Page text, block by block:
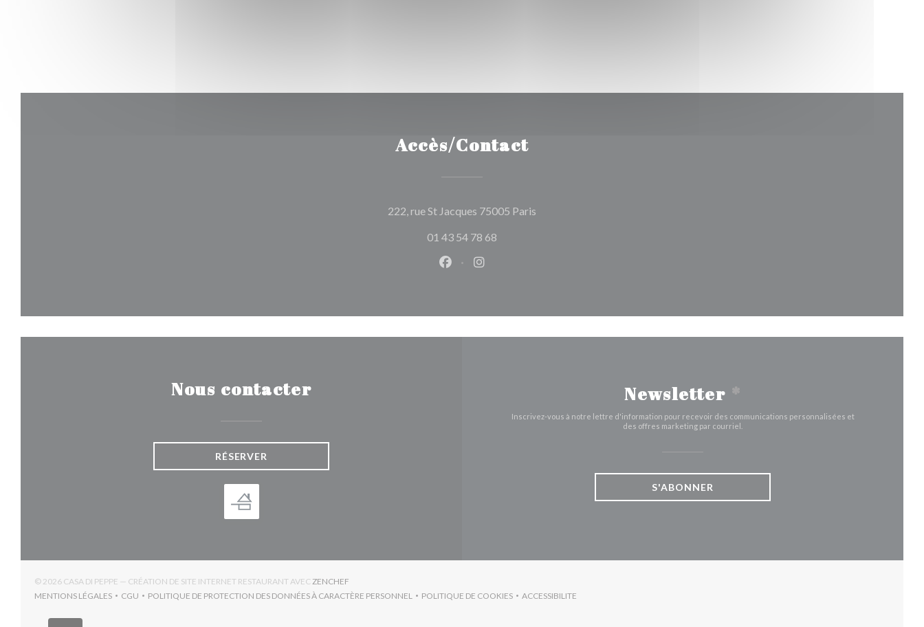
Accès/Contact
222, rue St Jacques 75005 Paris
01 43 54 78 68
Facebook ((ouvre une nouvelle fenêtre))
Nous contacter
RÉSERVER
Newsletter *
Inscrivez-vous à notre lettre d'information pour recevoir des communications personnalisées et
des offres marketing par courriel.
S'ABONNER
© 2026 CASA DI PEPPE — CRÉATION DE SITE INTERNET RESTAURANT AVEC ZENCHEF
MENTIONS LÉGALES
((OUVRE UNE NOUVELLE FENÊTRE))
CGU
((OUVRE UNE NOUVELLE FENÊTRE))
POLITIQUE DE PROTECTION DES DONNÉES À CARACTÈRE PERSONNEL
((OUVRE UNE NOUVELLE FENÊTRE))
POLITIQUE DE COOKIES
((OUVRE UNE NOUVELLE FENÊTRE))
ACCESSIBILITE
((OUVRE UNE NOUVELLE FENÊTRE))